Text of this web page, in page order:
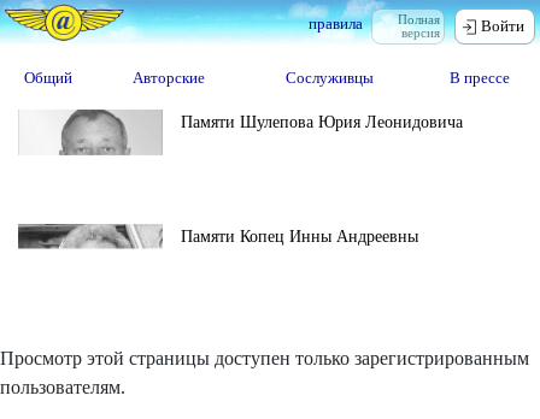
Полная
версия
правила Войти
Общий Авторские Сослуживцы В прессе
Памяти Шулепова Юрия Леонидовича
Памяти Копец Инны Андреевны
Просмотр этой страницы доступен только зарегистрированным
пользователям.